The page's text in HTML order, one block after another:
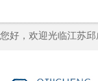
您好，欢迎光临江苏邱